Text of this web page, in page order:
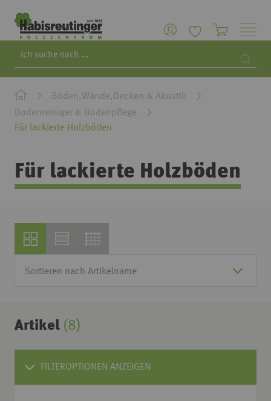
Böden,Wände,Decken & Akustik
Bodenreiniger & Bodenpflege
Für lackierte Holzböden
Für lackierte Holzböden
Artikel (8)
FILTEROPTIONEN ANZEIGEN